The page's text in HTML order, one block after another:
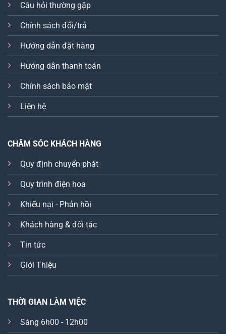
Câu hỏi thường gặp
Chính sách đổi/trả
Hướng dẫn đặt hàng
Hướng dẫn thanh toán
Chính sách bảo mật
Liên hệ
CHĂM SÓC KHÁCH HÀNG
Quy định chuyển phát
Quy trình điện hoa
Khiếu nại - Phản hồi
Khách hàng & đối tác
Tin tức
Giới Thiệu
THỜI GIAN LÀM VIỆC
Sáng 6h00 - 12h00